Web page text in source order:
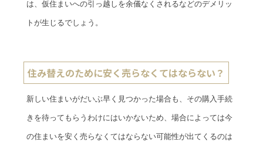
は、仮住まいへの引っ越しを余儀なくされるなどのデメリッ
トが生じるでしょう。
住み替えのために安く売らなくてはならない？
新しい住まいがだいぶ早く見つかった場合も、その購入手続
きを待ってもらうわけにはいかないため、場合によっては今
の住まいを安く売らなくてはならない可能性が出てくるのは